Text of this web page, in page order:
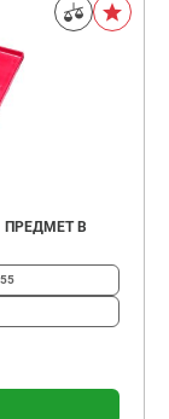
ПРЕДМЕТ В